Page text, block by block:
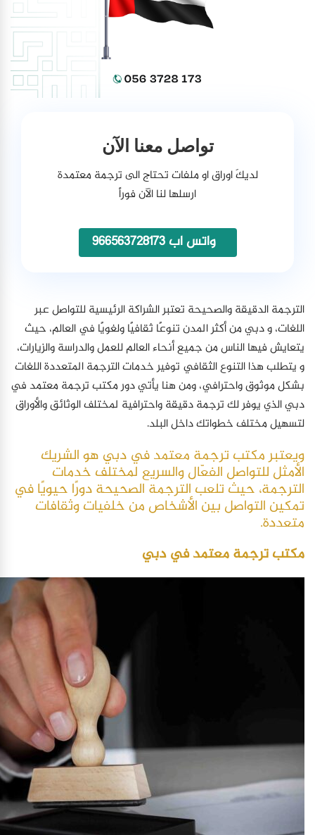
تواصل معنا الآن
لديكَ اوراق او ملفات تحتاج الى ترجمة معتمدة
ارسلها لنا الآن فوراً
واتس اب 966563728173
الترجمة الدقيقة والصحيحة تعتبر الشراكة الرئيسية للتواصل عبر
اللغات، و دبي من أكثر المدن تنوعًا ثقافيًا ولغويًا في العالم، حيث
يتعايش فيها الناس من جميع أنحاء العالم للعمل والدراسة والزيارات،
و يتطلب هذا التنوع الثقافي توفير خدمات الترجمة المتعددة اللغات
بشكل موثوق واحترافي، ومن هنا يأتي دور مكتب ترجمة معتمد في
دبي الذي يوفر لك ترجمة دقيقة واحترافية لمختلف الوثائق والأوراق
لتسهيل مختلف خطواتك داخل البلد.
ويعتبر مكتب ترجمة معتمد في دبي هو الشريك
الأمثل للتواصل الفعّال والسريع لمختلف خدمات
الترجمة، حيث تلعب الترجمة الصحيحة دورًا حيويًا في
تمكين التواصل بين الأشخاص من خلفيات وثقافات
متعددة.
مكتب ترجمة معتمد في دبي